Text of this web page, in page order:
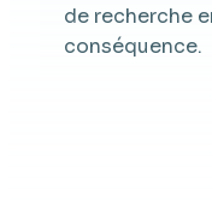
de recherche
conséquence.